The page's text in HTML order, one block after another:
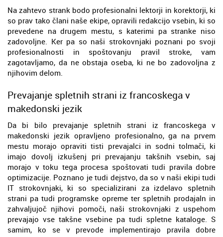
Na zahtevo strank bodo profesionalni lektorji in korektorji, ki
so prav tako člani naše ekipe, opravili redakcijo vsebin, ki so
prevedene na drugem mestu, s katerimi pa stranke niso
zadovoljne. Ker pa so naši strokovnjaki poznani po svoji
profesionalnosti in spoštovanju pravil stroke, vam
zagotavljamo, da ne obstaja oseba, ki ne bo zadovoljna z
njihovim delom.
Prevajanje spletnih strani iz francoskega v
makedonski jezik
Da bi bilo prevajanje spletnih strani iz francoskega v
makedonski jezik opravljeno profesionalno, ga na prvem
mestu morajo opraviti tisti prevajalci in sodni tolmači, ki
imajo dovolj izkušenj pri prevajanju takšnih vsebin, saj
morajo v toku tega procesa spoštovati tudi pravila dobre
optimizacije. Poznano je tudi dejstvo, da so v naši ekipi tudi
IT strokovnjaki, ki so specializirani za izdelavo spletnih
strani pa tudi programske opreme ter spletnih prodajaln in
zahvaljujoč njihovi pomoči, naši strokovnjaki z uspehom
prevajajo vse takšne vsebine pa tudi spletne kataloge. S
samim, ko se v prevode implementirajo pravila dobre